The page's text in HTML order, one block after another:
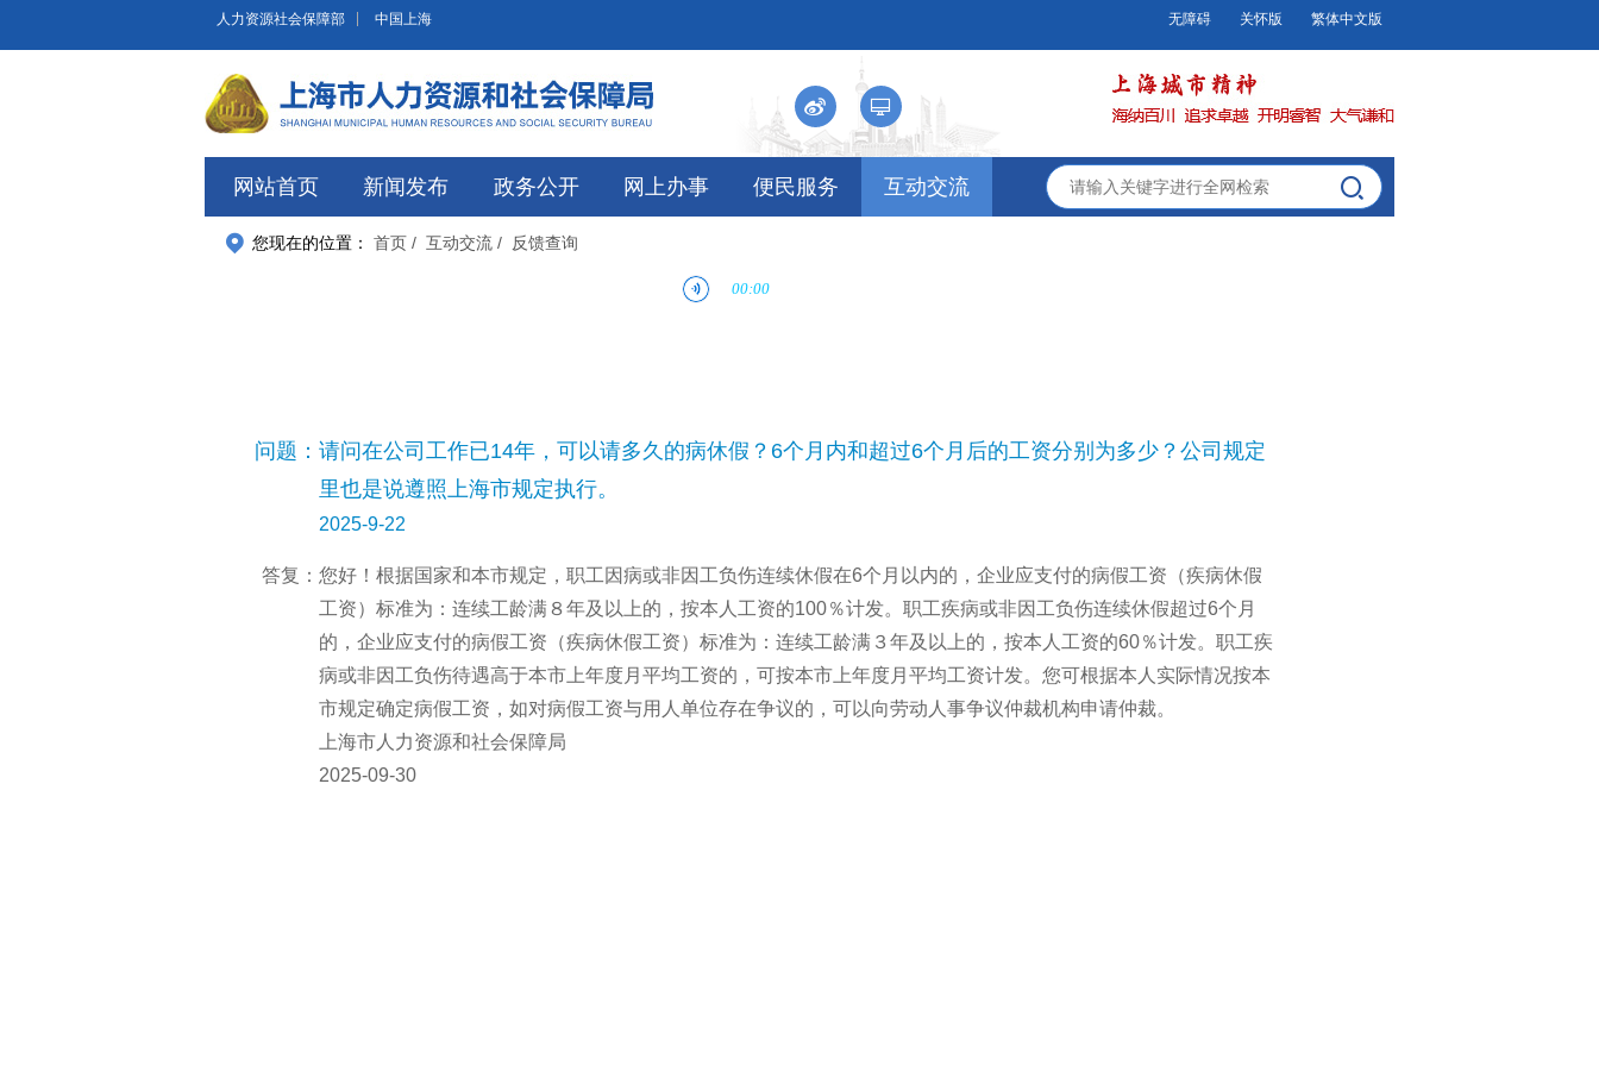
跳转到网站导航区 跳转到主要内容区域
人力资源社会保障部 中国上海 无障碍 关怀版 繁体中文版
网站首页 新闻发布 政务公开 网上办事 便民服务 互动交流
您现在的位置： 首页 / 互动交流 / 反馈查询
问题： 请问在公司工作已14年，可以请多久的病休假？6个月内和超过6个月后的工资分别为多少？公司规定
里也是说遵照上海市规定执行。
2025-9-22
答复： 您好！根据国家和本市规定，职工因病或非因工负伤连续休假在6个月以内的，企业应支付的病假工资（疾病休假
工资）标准为：连续工龄满８年及以上的，按本人工资的100％计发。职工疾病或非因工负伤连续休假超过6个月
的，企业应支付的病假工资（疾病休假工资）标准为：连续工龄满３年及以上的，按本人工资的60％计发。职工疾
病或非因工负伤待遇高于本市上年度月平均工资的，可按本市上年度月平均工资计发。您可根据本人实际情况按本
市规定确定病假工资，如对病假工资与用人单位存在争议的，可以向劳动人事争议仲裁机构申请仲裁。
上海市人力资源和社会保障局
2025-09-30